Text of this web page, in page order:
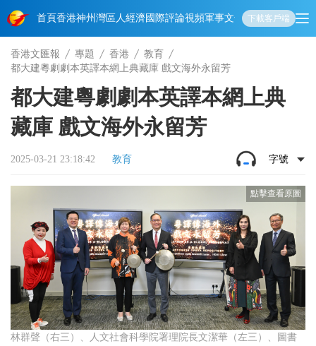
首頁香港神州 灣區人經濟國際評論視頻軍事文化 娛樂生活教育體
下載客戶端
香港文匯報 專題 香港
教育
都大建粵劇劇本英譯本網上典藏庫 戲文海外永留芳
都大建粵劇劇本英譯本網上典
藏庫 戲文海外永留芳
2025-03-21 23:18:42 教育 字號
林群聲（右三）、人文社會科學院署理院長文潔華（左三）、圖書